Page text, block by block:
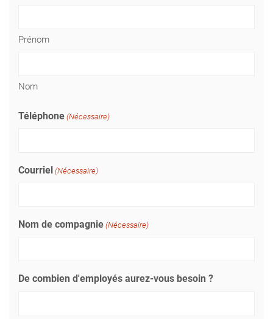
Prénom
Nom
Téléphone (Nécessaire)
Courriel (Nécessaire)
Nom de compagnie (Nécessaire)
De combien d'employés aurez-vous besoin ?